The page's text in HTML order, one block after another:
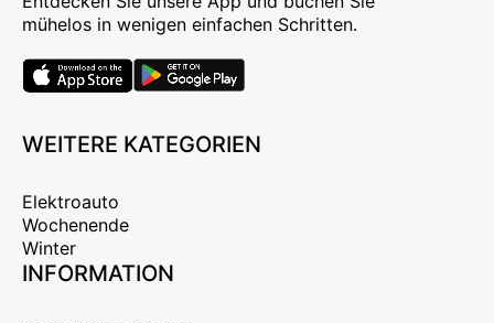
mühelos in wenigen einfachen Schritten.
WEITERE KATEGORIEN
Elektroauto
Wochenende
Winter
INFORMATION